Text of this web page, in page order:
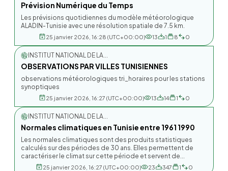
Prévision Numérique du Temps
Les prévisions quotidiennes du modèle météorologique
ALADIN-Tunisie avec une résolution spatiale de 7.5 km.
25 janvier 2026, 16:28 (UTC+00:00) 13 1 8 0
INSTITUT NATIONAL DE LA...
OBSERVATIONS PAR VILLES TUNISIENNES
observations météorologiques tri_horaires pour les stations
synoptiques
25 janvier 2026, 16:27 (UTC+00:00) 13 14 1 0
INSTITUT NATIONAL DE LA...
Normales climatiques en Tunisie entre 1961 1990
Les normales climatiques sont des produits statistiques
calculés sur des périodes de 30 ans. Elles permettent de
caractériser le climat sur cette période et servent de...
25 janvier 2026, 16:27 (UTC+00:00) 23 347 1 0